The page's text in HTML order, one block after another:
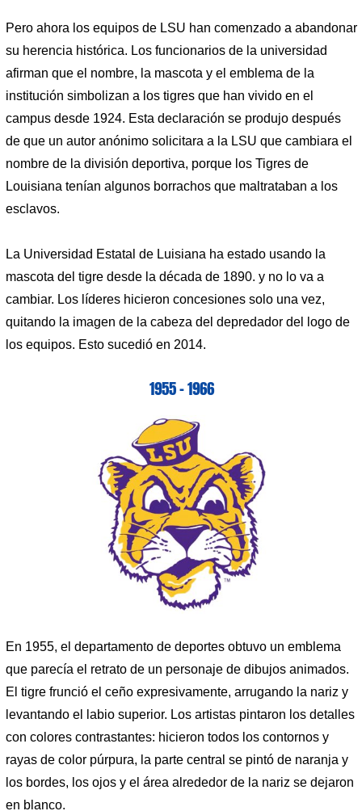
Pero ahora los equipos de LSU han comenzado a abandonar
su herencia histórica. Los funcionarios de la universidad
afirman que el nombre, la mascota y el emblema de la
institución simbolizan a los tigres que han vivido en el
campus desde 1924. Esta declaración se produjo después
de que un autor anónimo solicitara a la LSU que cambiara el
nombre de la división deportiva, porque los Tigres de
Louisiana tenían algunos borrachos que maltrataban a los
esclavos.
La Universidad Estatal de Luisiana ha estado usando la
mascota del tigre desde la década de 1890. y no lo va a
cambiar. Los líderes hicieron concesiones solo una vez,
quitando la imagen de la cabeza del depredador del logo de
los equipos. Esto sucedió en 2014.
1955 – 1966
En 1955, el departamento de deportes obtuvo un emblema
que parecía el retrato de un personaje de dibujos animados.
El tigre frunció el ceño expresivamente, arrugando la nariz y
levantando el labio superior. Los artistas pintaron los detalles
con colores contrastantes: hicieron todos los contornos y
rayas de color púrpura, la parte central se pintó de naranja y
los bordes, los ojos y el área alrededor de la nariz se dejaron
en blanco.